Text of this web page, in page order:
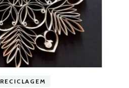
RECICLAGEM